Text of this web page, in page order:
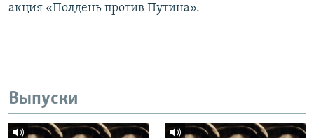
акция «Полдень против Путина».
Выпуски